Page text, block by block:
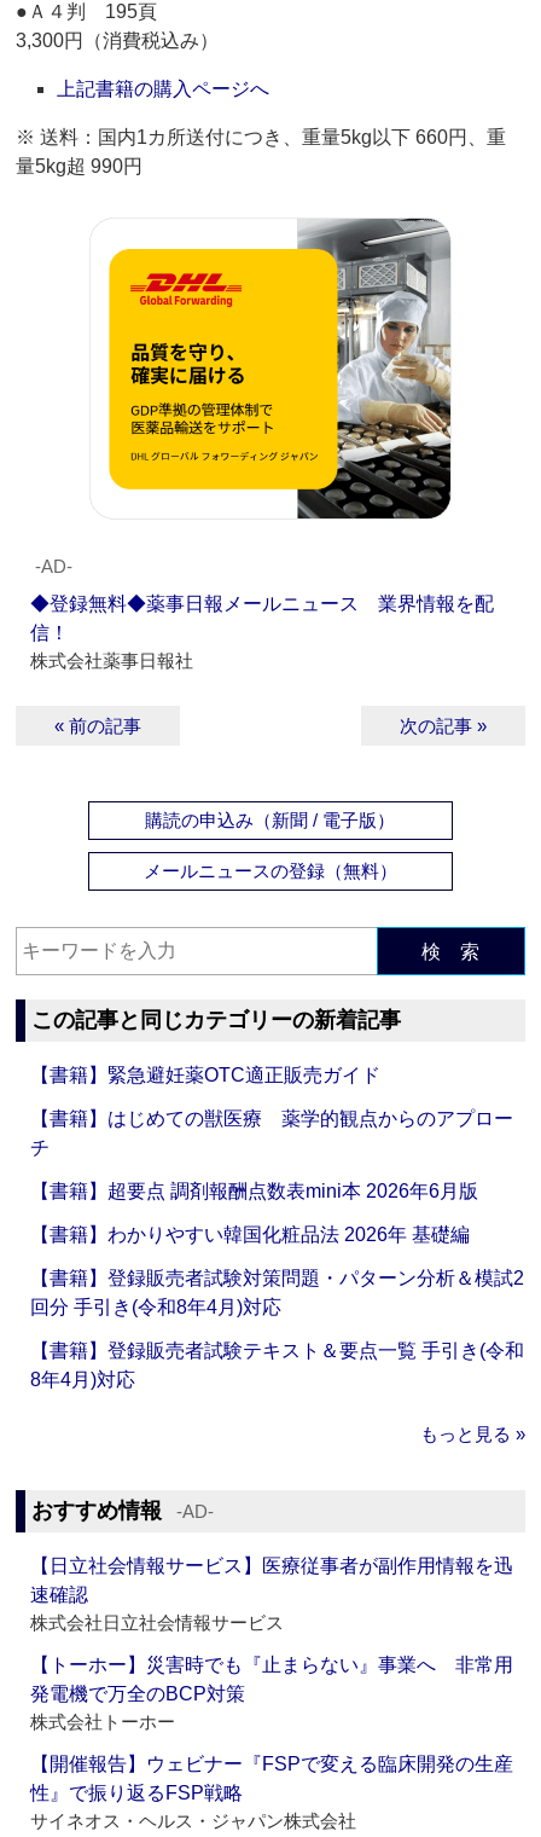
●Ａ４判 195頁
3,300円（消費税込み）
上記書籍の購入ページへ
※ 送料：国内1カ所送付につき、重量5kg以下 660円、重
量5kg超 990円
‐AD‐
◆登録無料◆薬事日報メールニュース 業界情報を配
信！
株式会社薬事日報社
« 前の記事 次の記事 »
購読の申込み（新聞 / 電子版）
メールニュースの登録（無料）
検 索
この記事と同じカテゴリーの新着記事
【書籍】緊急避妊薬OTC適正販売ガイド
【書籍】はじめての獣医療 薬学的観点からのアプロー
チ
【書籍】超要点 調剤報酬点数表mini本 2026年6月版
【書籍】わかりやすい韓国化粧品法 2026年 基礎編
【書籍】登録販売者試験対策問題・パターン分析＆模試2
回分 手引き(令和8年4月)対応
【書籍】登録販売者試験テキスト＆要点一覧 手引き(令和
8年4月)対応
もっと見る »
おすすめ情報 ‐AD‐
【日立社会情報サービス】医療従事者が副作用情報を迅
速確認
株式会社日立社会情報サービス
【トーホー】災害時でも『止まらない』事業へ 非常用
発電機で万全のBCP対策
株式会社トーホー
【開催報告】ウェビナー『FSPで変える臨床開発の生産
性』で振り返るFSP戦略
サイネオス・ヘルス・ジャパン株式会社